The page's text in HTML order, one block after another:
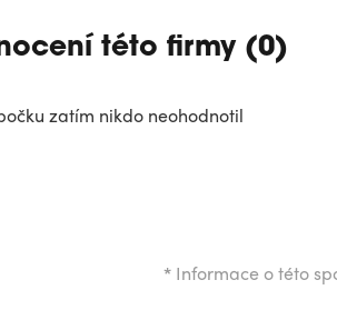
této firmy (0)
zatím nikdo neohodnotil
* Informace o této